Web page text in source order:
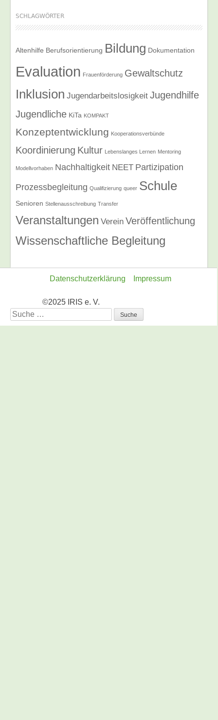
SCHLAGWÖRTER
Altenhilfe Berufsorientierung Bildung Dokumentation
Evaluation Frauenförderung Gewaltschutz
Inklusion Jugendarbeitslosigkeit Jugendhilfe
Jugendliche KiTa KOMPAKT
Konzeptentwicklung Kooperationsverbünde
Koordinierung Kultur Lebenslanges Lernen Mentoring
Modellvorhaben Nachhaltigkeit NEET Partizipation
Prozessbegleitung Qualifizierung queer Schule
Senioren Stellenausschreibung Transfer
Veranstaltungen Verein Veröffentlichung
Wissenschaftliche Begleitung
Datenschutzerklärung Impressum
©2025 IRIS e. V.
Suche
nach: